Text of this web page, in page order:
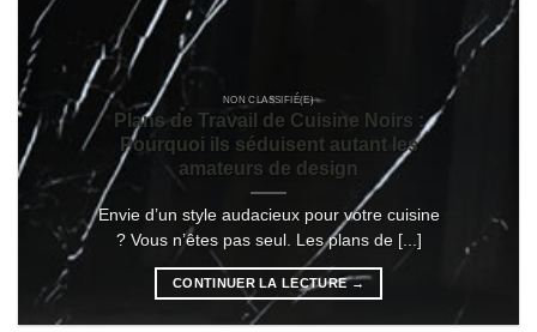
NON CLASSIFIÉ(E)
Plans de Travail de Cuisine Noirs :
Pourquoi ils séduisent autant les
amateurs de design
Envie d’un style audacieux pour votre cuisine
? Vous n’êtes pas seul. Les plans de [...]
CONTINUER LA LECTURE→